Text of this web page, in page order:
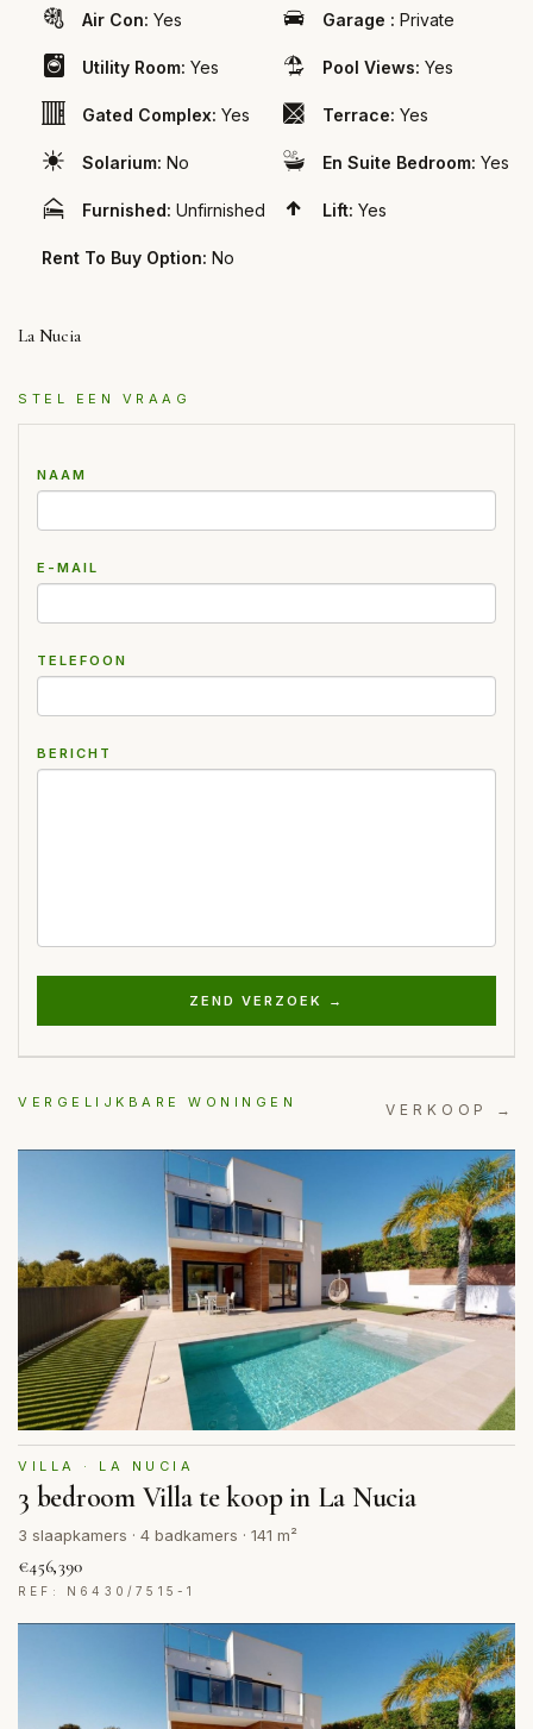
Air Con: Yes Garage : Private
Utility Room: Yes Pool Views: Yes
Gated Complex: Yes Terrace: Yes
Solarium: No En Suite Bedroom: Yes
Furnished: Unfirnished Lift: Yes
Rent To Buy Option: No
La Nucia
STEL EEN VRAAG
NAAM
E-MAIL
TELEFOON
BERICHT
ZEND VERZOEK →
VERGELIJKBARE WONINGEN VERKOOP →
VILLA · LA NUCIA
3 bedroom Villa te koop in La Nucia
3 slaapkamers · 4 badkamers · 141 m²
€456,390
REF: N6430/7515-1